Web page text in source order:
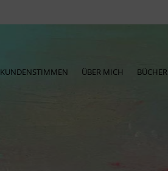
KUNDENSTIMMEN ÜBER MICH BÜCHER